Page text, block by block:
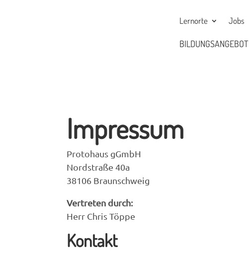
Lernorte Jobs
BILDUNGSANGEBOT
Impressum
Protohaus gGmbH
Nordstraße 40a
38106 Braunschweig
Vertreten durch:
Herr Chris Töppe
Kontakt